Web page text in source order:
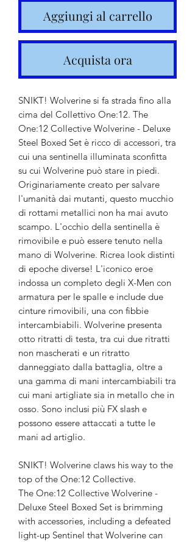
Aggiungi al carrello
Acquista ora
SNIKT! Wolverine si fa strada fino alla
cima del Collettivo One:12. The
One:12 Collective Wolverine - Deluxe
Steel Boxed Set è ricco di accessori, tra
cui una sentinella illuminata sconfitta
su cui Wolverine può stare in piedi.
Originariamente creato per salvare
l'umanità dai mutanti, questo mucchio
di rottami metallici non ha mai avuto
scampo. L'occhio della sentinella è
rimovibile e può essere tenuto nella
mano di Wolverine. Ricrea look distinti
di epoche diverse! L'iconico eroe
indossa un completo degli X-Men con
armatura per le spalle e include due
cinture rimovibili, una con fibbie
intercambiabili. Wolverine presenta
otto ritratti di testa, tra cui due ritratti
non mascherati e un ritratto
danneggiato dalla battaglia, oltre a
una gamma di mani intercambiabili tra
cui mani artigliate sia in metallo che in
osso. Sono inclusi più FX slash e
possono essere attaccati a tutte le
mani ad artiglio.
SNIKT! Wolverine claws his way to the
top of the One:12 Collective.
The One:12 Collective Wolverine -
Deluxe Steel Boxed Set is brimming
with accessories, including a defeated
light-up Sentinel that Wolverine can